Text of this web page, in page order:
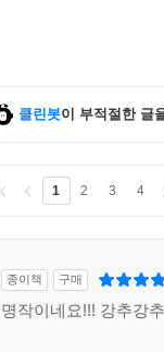
클린봇이 부적절한 글
1 2 3 4
종이책 구매
명작이네요!!! 강추강